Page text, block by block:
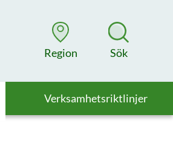
Region Sök
Verksamhetsriktlinjer